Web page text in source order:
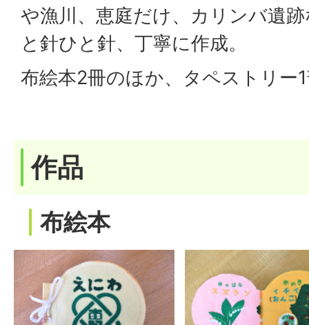
や漁川、恵庭だけ、カリンバ遺
と針ひと針、丁寧に作成。
布絵本2冊のほか、タペストリー
作品
布絵本